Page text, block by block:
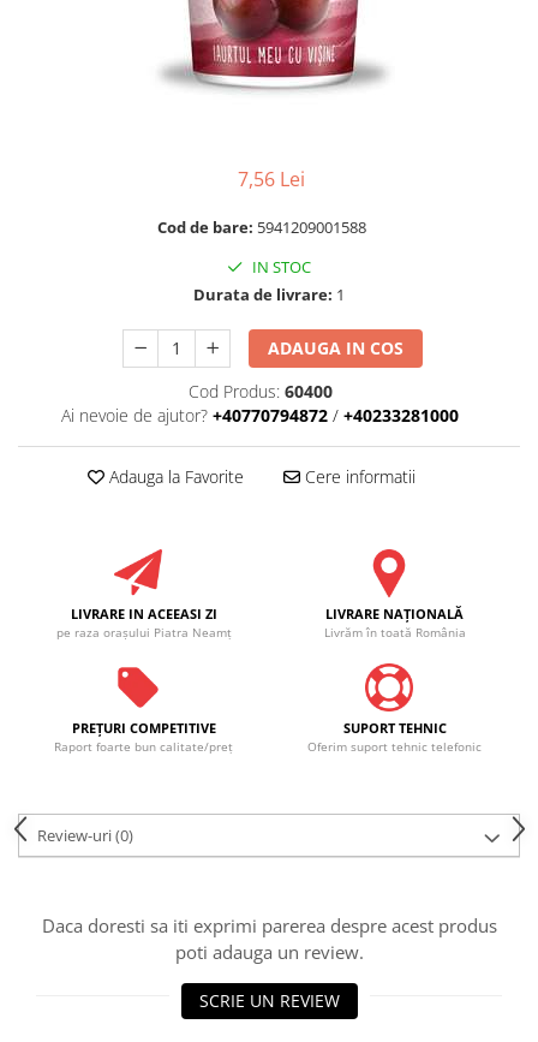
7,56 Lei
Cod de bare: 5941209001588
IN STOC
Durata de livrare: 1
ADAUGA IN COS
Cod Produs: 60400
Ai nevoie de ajutor? +40770794872 / +40233281000
Adauga la Favorite Cere informatii
LIVRARE IN ACEEASI ZI
pe raza oraşului Piatra Neamţ
LIVRARE NAŢIONALĂ
Livrăm în toată România
PREŢURI COMPETITIVE
Raport foarte bun calitate/preţ
SUPORT TEHNIC
Oferim suport tehnic telefonic
Review-uri(0)
Daca doresti sa iti exprimi parerea despre acest produs
poti adauga un review.
SCRIE UN REVIEW